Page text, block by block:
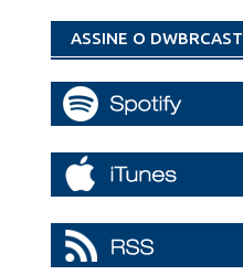
ASSINE O DWBRCAST